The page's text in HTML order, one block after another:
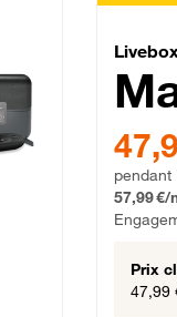
Engagement 12
47,99
pendant
57,99 €/
Prix
47,99